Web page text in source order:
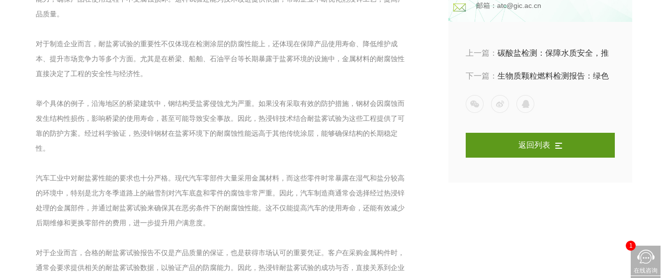
品质量。
对于制造企业而言，耐盐雾试验的重要性不仅体现在检测涂层的防腐性能上，还体现在保障产品使用寿命、降低维护成
本、提升市场竞争力等多个方面。尤其是在桥梁、船舶、石油平台等长期暴露于盐雾环境的设施中，金属材料的耐腐蚀性
直接决定了工程的安全性与经济性。
举个具体的例子，沿海地区的桥梁建筑中，钢结构受盐雾侵蚀尤为严重。如果没有采取有效的防护措施，钢材会因腐蚀而
发生结构性损伤，影响桥梁的使用寿命，甚至可能导致安全事故。因此，热浸锌技术结合耐盐雾试验为这些工程提供了可
靠的防护方案。经过科学验证，热浸锌钢材在盐雾环境下的耐腐蚀性能远高于其他传统涂层，能够确保结构的长期稳定
性。
汽车工业中对耐盐雾性能的要求也十分严格。现代汽车零部件大量采用金属材料，而这些零件时常暴露在湿气和盐分较高
的环境中，特别是北方冬季道路上的融雪剂对汽车底盘和零件的腐蚀非常严重。因此，汽车制造商通常会选择经过热浸锌
处理的金属部件，并通过耐盐雾试验来确保其在恶劣条件下的耐腐蚀性能。这不仅能提高汽车的使用寿命，还能有效减少
后期维修和更换零部件的费用，进一步提升用户满意度。
对于企业而言，合格的耐盐雾试验报告不仅是产品质量的保证，也是获得市场认可的重要凭证。客户在采购金属构件时，
通常会要求提供相关的耐盐雾试验数据，以验证产品的防腐能力。因此，热浸锌耐盐雾试验的成功与否，直接关系到企业
邮箱：atc@gic.ac.cn
上一篇： 碳酸盐检测：保障水质安全，推
动环保未来
下一篇： 生物质颗粒燃料检测报告：绿色
能源的可靠保障
返回列表
在线咨询
1